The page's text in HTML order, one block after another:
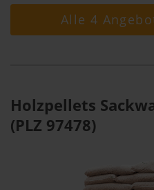
Alle 4
Holzpellets
(PLZ 97478)